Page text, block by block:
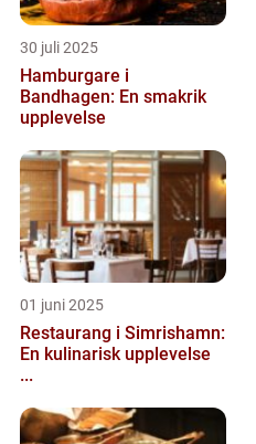
30 juli 2025
Hamburgare i
Bandhagen: En smakrik
upplevelse
01 juni 2025
Restaurang i Simrishamn:
En kulinarisk upplevelse
...